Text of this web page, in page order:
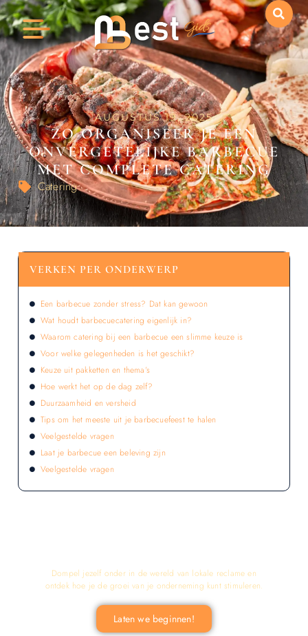
AUGUSTUS 19, 2025
ZO ORGANISEER JE EEN
ONVERGETELIJKE BARBECUE
MET COMPLETE CATERING
Catering
VERKEN PER ONDERWERP
Een barbecue zonder stress? Dat kan gewoon
Wat houdt barbecuecatering eigenlijk in?
Waarom catering bij een barbecue een slimme keuze is
Voor welke gelegenheden is het geschikt?
Keuze uit pakketten en thema’s
Hoe werkt het op de dag zelf?
Duurzaamheid en versheid
Tips om het meeste uit je barbecuefeest te halen
Veelgestelde vragen
Laat je barbecue een beleving zijn
Veelgestelde vragen
Dompel jezelf onder in de wereld van lokale reclame en
ontdek hoe je de groei van je onderneming kunt stimuleren.
Laten we beginnen!